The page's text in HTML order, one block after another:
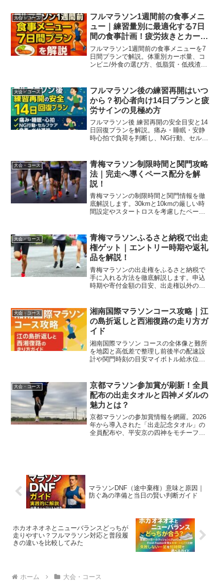
大会・コース
フルマラソン1週間前の食事メニ
ュー｜練習量別に最適化する7日
間の食事計画！疲労抜きとカーボ
ローディングの黄金比
フルマラソン1週間前の食事メニューを7
日間プランで解説。体重別カーボ量、コ
ンビニ/外食の選び方、低脂質・低残渣の
大会・コース
フルマラソン後の練習再開はいつ
から？初心者向け14日プランと疲
労サインの見極め方
フルマラソン後 練習再開の安全目安と14
日回復プランを解説。痛み・睡眠・安静
時心拍で負荷を判断し、NG行動、セルフ
大会・コース
青梅マラソン制限時間と関門攻略
法｜完走へ導くペース配分を解
説！
青梅マラソンの制限時間と関門情報を徹
底解説します。30kmと10kmの厳しい時
間設定やスタートロスを考慮したペース
お届けしましょう。初心者も安心の準備
ガイド付きです。
大会・コース
青梅マラソンふるさと納税で出走
権ゲット｜エントリー時期や返礼
品を解説！
青梅マラソンの出走権をふるさと納税で
手に入れる方法を徹底解説します。申込
時期や寄付金額の目安、出走権以外の魅
コースの魅力を紹介します。
大会・コース
湘南国際マラソンコース攻略｜江
の島折返しと西湘復路の走り方ガ
イド
湘南国際マラソン コースの全体像と難所
を地図と高低差で整理し前後半の配速設
計や関門時刻の目安マイボトル給水位置
大会・コース
京都マラソン参加賞が刷新！全員
配布の出走タオルと四神メダルの
魅力とは？
京都マラソンの参加賞情報を網羅。2026
年から導入された「出走記念タオル」の
全員配布や、平安京の四神をモチーフに
マラソンDNF（途中棄権）意味と原因｜
防ぐ為の準備と当日の賢い判断ガイド
ホカオネオネとニューバランスどっちが
走りやすい？フルマラソン対応と普段履
きの違いを比較してみた
ホーム 大会・コース